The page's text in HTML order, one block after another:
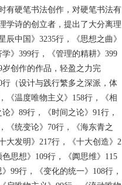
有硬笔书法创作，对硬笔书法有
学诗的创立者，提出了大分离理
中国》3235行，《思想之曲》
》399行，《管理的精耕》399
岁创作的作品，轻盈之力完
（设计与践行繁多之深派，体
《温度唯物主义》158行，《相
》89行，《时间之论》91行，
《统变论》70行，《海东青之
大发明》217行，《十大创造》2
思想》109行，《阗思维》115
99行，《变化的统一》108行，